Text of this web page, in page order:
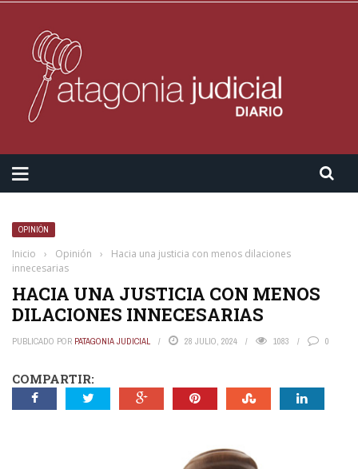
OPINIÓN
Inicio › Opinión ›
Hacia una justicia con menos dilaciones
innecesarias
HACIA UNA JUSTICIA CON MENOS
DILACIONES INNECESARIAS
PUBLICADO POR PATAGONIA JUDICIAL 28 JULIO, 2024 1083 0
COMPARTIR: